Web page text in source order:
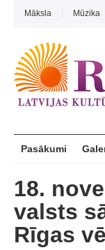
Māksla Mūzika
Pasākumi
18.
valsts
Rīgas